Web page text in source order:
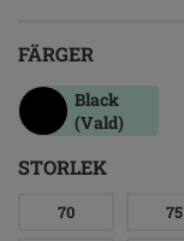
FÄRGER
Black
(Vald)
STORLEK
70 75